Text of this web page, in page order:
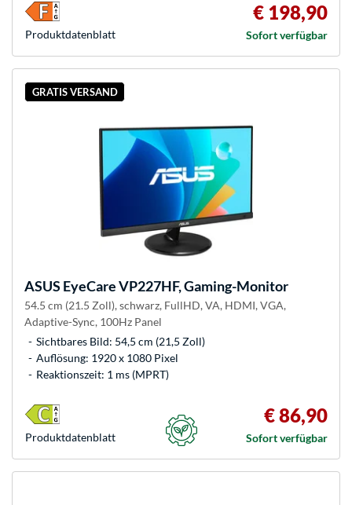
€ 198,90
Sofort verfügbar
Produkt­datenblatt
GRATIS VERSAND
ASUS EyeCare VP227HF, Gaming-Monitor
54.5 cm (21.5 Zoll), schwarz, FullHD, VA, HDMI, VGA,
Adaptive-Sync, 100Hz Panel
Sichtbares Bild: 54,5 cm (21,5 Zoll)
Auflösung: 1920 x 1080 Pixel
Reaktionszeit: 1 ms (MPRT)
€ 86,90
Sofort verfügbar
Produkt­datenblatt